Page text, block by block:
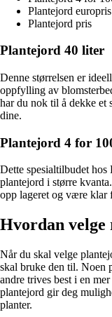
Plantejord europris
Plantejord pris
Plantejord 40 liter
Denne størrelsen er
oppfylling av
har du nok til å dekke et
dine.
Plantejord 4 for
Dette spesialtilbudet hos
plantejord i større
opp lageret og være klar
Hvordan
Når du skal velge
skal bruke den til. Noen
andre trives best i en
plantejord gir deg
planter.